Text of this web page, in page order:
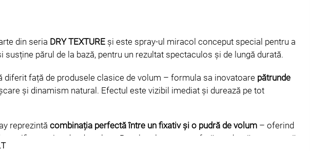
din seria DRY TEXTURE și este spray-ul miracol conceput special pentru a
susține părul de la bază, pentru un rezultat spectaculos și de lungă durată.
diferit față de produsele clasice de volum – formula sa inovatoare pătrunde
și dinamism natural. Efectul este vizibil imediat și durează pe tot
reprezintă combinația perfectă între un fixativ și o pudră de volum – oferind
specifice unei pudre de volum. Rezultatul este o coafură modernă, structurată